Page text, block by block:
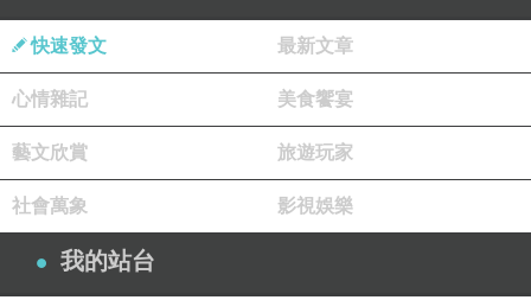
http://www.hamertw.com/shop/kamagra
快速發文 最新文章
心情雜記 美食饗宴
藝文欣賞 旅遊玩家
社會萬象 影視娛樂
我的站台